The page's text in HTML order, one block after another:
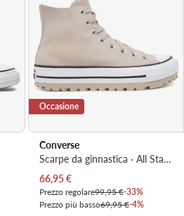
Occasione
Converse
Scarpe da ginnastica · All Star · Beige
Prezzo attuale
66,95€
Prezzo regolare99,95 €-33%
Prezzo più basso69,95 €-4%